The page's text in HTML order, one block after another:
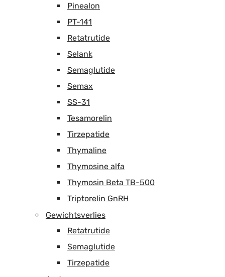
Pinealon
PT-141
Retatrutide
Selank
Semaglutide
Semax
SS-31
Tesamorelin
Tirzepatide
Thymaline
Thymosine alfa
Thymosin Beta TB-500
Triptorelin GnRH
Gewichtsverlies
Retatrutide
Semaglutide
Tirzepatide